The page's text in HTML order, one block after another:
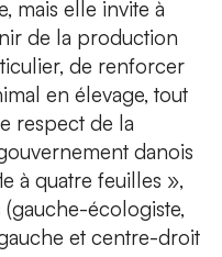
mais elle invite à
de la production
de renforcer
en élevage, tout
respect de la
danois
à quatre feuilles »,
écologiste,
et centre-droit